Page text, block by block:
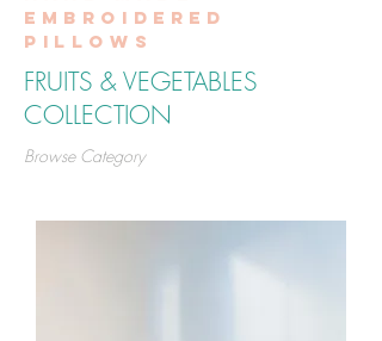
embroidered
pillows
FRUITS & VEGETABLES
COLLECTION
Browse Category